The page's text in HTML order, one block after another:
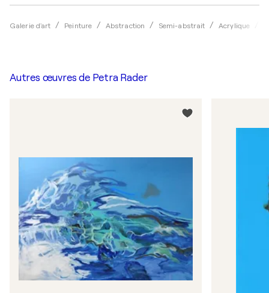
Galerie d'art Peinture Abstraction Semi-abstrait Acrylique
Autres œuvres de Petra Rader